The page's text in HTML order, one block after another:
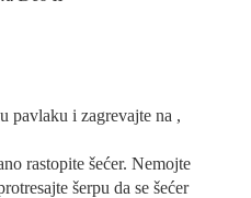
pavlaku i zagrevajte na ,
rastopite šećer. Nemojte
šerpu da se šećer